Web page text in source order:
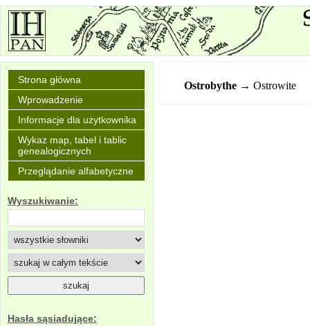
Strona główna
Wprowadzenie
Informacje dla użytkownika
Wykaz map, tabel i tablic
genealogicznych
Przeglądanie alfabetyczne
Wyszukiwanie:
Hasła sąsiadujące:
Ostrobythe → Ostrowite